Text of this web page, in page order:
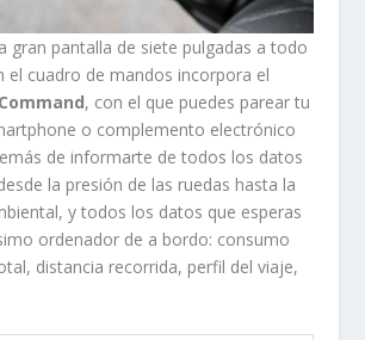
gran pantalla de siete pulgadas a todo
el cuadro de mandos incorpora el
, con el que puedes parear tu
o complemento electrónico
de informarte de todos los datos
la presión de las ruedas hasta la
y todos los datos que esperas
ordenador de a bordo: consumo
distancia recorrida, perfil del viaje,